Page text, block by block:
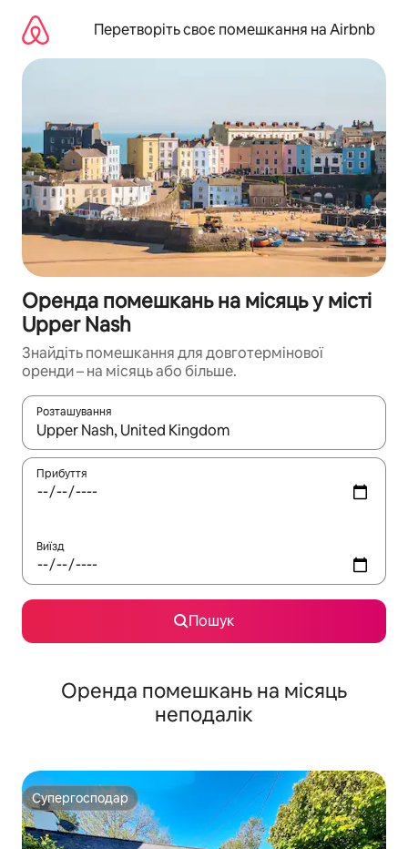
вмісту
Перетворіть своє помешкання на Airbnb
Оренда помешкань на місяць у місті
Upper Nash
Знайдіть помешкання для довготермінової
оренди – на місяць або більше.
Розташування
Отримавши результати пошуку, використовуйте для
Прибуття
Виїзд
Пошук
Оренда помешкань на місяць
неподалік
Супергосподар
Супергосподар